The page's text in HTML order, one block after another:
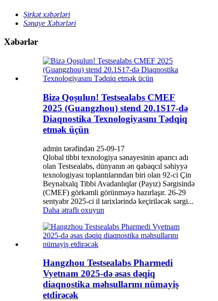
Şirkət xəbərləri
Sənaye Xəbərləri
Xəbərlər
Bizə Qoşulun! Testsealabs CMEF
2025 (Guangzhou) stend 20.1S17-də
Diaqnostika Texnologiyasını Tədqiq
etmək üçün
admin tərəfindən 25-09-17
Qlobal tibbi texnologiya sənayesinin aparıcı adı
olan Testsealabs, dünyanın ən qabaqcıl səhiyyə
texnologiyası toplantılarından biri olan 92-ci Çin
Beynəlxalq Tibbi Avadanlıqlar (Payız) Sərgisində
(CMEF) görkəmli görünməyə hazırlaşır. 26-29
sentyabr 2025-ci il tarixlərində keçiriləcək sərgi...
Daha ətraflı oxuyun
Hangzhou Testsealabs Pharmedi
Vyetnam 2025-də əsas dəqiq
diaqnostika məhsullarını nümayiş
etdirəcək